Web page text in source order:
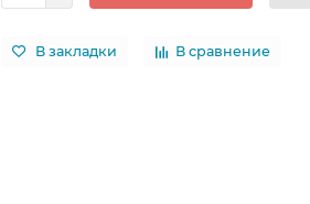
В закладки В сравнение